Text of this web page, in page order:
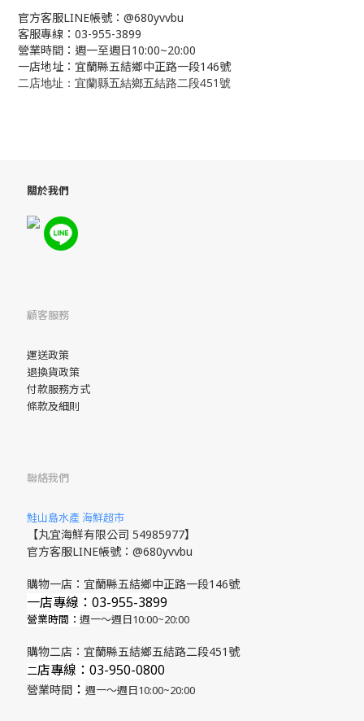
官方客服LINE帳號：@680yvvbu
客服專線：03-955-3899
營業時間：週一至週日10:00~20:00
一店地址：宜蘭縣五結鄉中正路一段146號
二店地址：宜蘭縣五結鄉五結路二段451號
關於我們
顧客服務
運送政策
退換貨政策
付款服務方式
條款及細則
聯絡我們
鮭山島水產 海鮮超市
【丸宜海鮮有限公司 54985977】
官方客服LINE帳號：@680yvvbu
購物一店：宜蘭縣五結鄉中正路一段146號
一店專線：03-955-3899
營業時間： 週一～週日10:00~20:00
購物二店：宜蘭縣五結鄉五結路二段451號
​二店專線 ：03-950-0800
營業時間 ： 週一～週日10:00~20:00